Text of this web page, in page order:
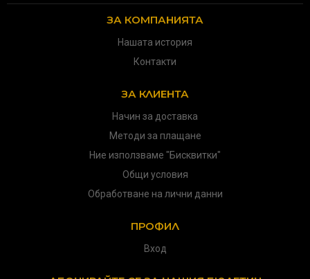
ЗА КОМПАНИЯТА
Нашата история
Контакти
ЗА КЛИЕНТА
Начин за доставка
Методи за плащане
Ние използваме "Бисквитки"
Общи условия
Обработване на лични данни
ПРОФИЛ
Вход